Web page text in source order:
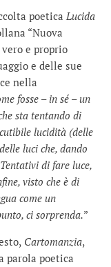
poetica Lucida
“Nuova
e proprio
e delle sue
nella
fosse – in sé – un
sta tentando di
lucidità (delle
luci che, dando
di fare luce,
visto che è di
come un
ci sorprenda.”
Cartomanzia,
parola poetica